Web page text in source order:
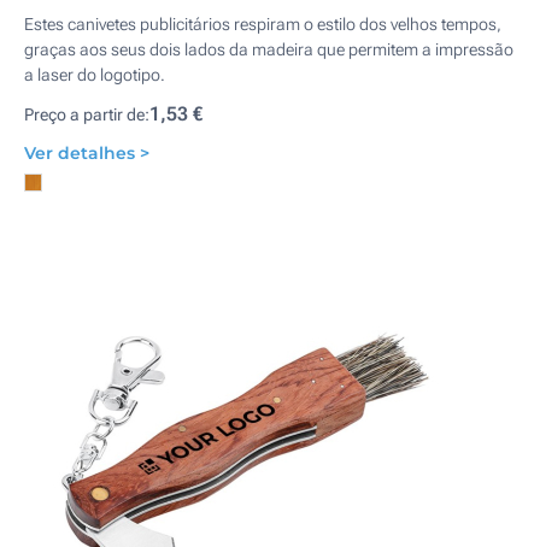
Estes canivetes publicitários respiram o estilo dos velhos tempos,
graças aos seus dois lados da madeira que permitem a impressão
a laser do logotipo.
Preço a partir de:1,53 €
Ver detalhes >